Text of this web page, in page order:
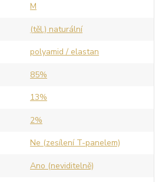
M
(těl.) naturální
polyamid / elastan
85%
13%
2%
Ne (zesílení T-panelem)
Ano (neviditelně)